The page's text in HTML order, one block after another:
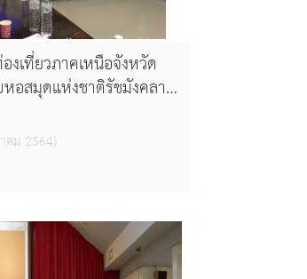
เที่ยวภาคเหนือจังหวัด
อสมุดแห่งชาติรัชมังคลา
รม "เสวนารังสรรค์" หัว
คม 2564)